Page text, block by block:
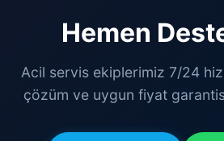
Hemen
Acil servis ekiplerimiz 7/24
çözüm ve uygun fiyat